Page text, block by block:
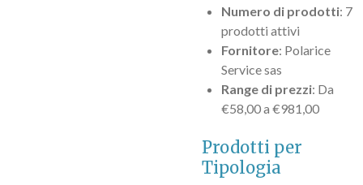
Numero di prodotti: 7
prodotti attivi
Fornitore: Polarice
Service sas
Range di prezzi: Da
€58,00 a €981,00
Prodotti per
Tipologia